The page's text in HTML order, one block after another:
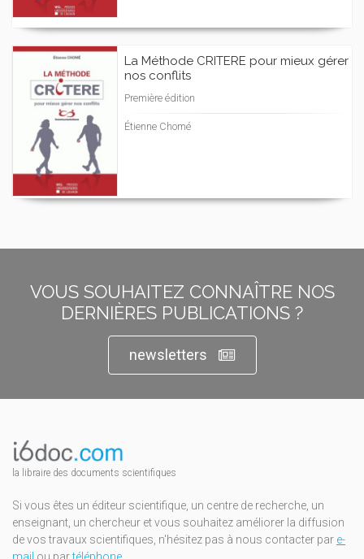
La Méthode CRITERE pour mieux gérer
nos conflits
Première édition
Étienne Chomé
VOUS SOUHAITEZ CONNAÎTRE NOS
DERNIÈRES PUBLICATIONS ?
newsletters
la libraire des documents scientifiques
Si vous êtes un éditeur scientifique, un centre de recherche, un
enseignant, un chercheur et vous souhaitez améliorer la diffusion
de vos travaux scientifiques, n'hésitez pas à nous contacter par e-